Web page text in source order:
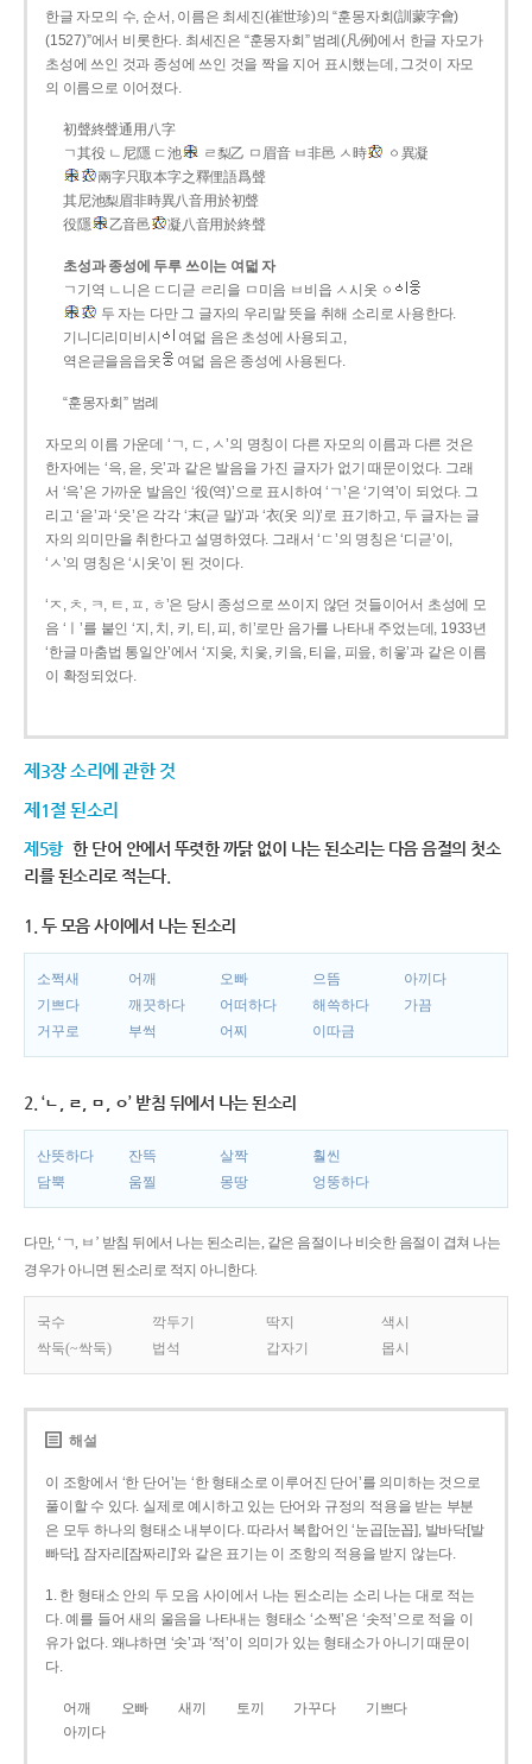
한글 자모의 수, 순서, 이름은 최세진(崔世珍)의 “훈몽자회(訓蒙字會)
(1527)”에서 비롯한다. 최세진은 “훈몽자회” 범례(凡例)에서 한글 자모가
초성에 쓰인 것과 종성에 쓰인 것을 짝을 지어 표시했는데, 그것이 자모
의 이름으로 이어졌다.
初聲終聲通用八字
ㄱ其役 ㄴ尼隱 ㄷ池
ㄹ梨乙 ㅁ眉音 ㅂ非邑 ㅅ時
ㆁ異凝
兩字只取本字之釋俚語爲聲
其尼池梨眉非時異八音用於初聲
役隱
乙音邑 凝八音用於終聲
초성과 종성에 두루 쓰이는 여덟 자
ㄱ기역 ㄴ니은 ㄷ디귿 ㄹ리을 ㅁ미음 ㅂ비읍 ㅅ시옷 ㆁ
두 자는 다만 그 글자의 우리말 뜻을 취해 소리로 사용한다.
기니디리미비시
여덟 음은 초성에 사용되고,
역은귿을음읍옷
여덟 음은 종성에 사용된다.
“훈몽자회” 범례
자모의 이름 가운데 ‘ㄱ, ㄷ, ㅅ’의 명칭이 다른 자모의 이름과 다른 것은
한자에는 ‘윽, 읃, 읏’과 같은 발음을 가진 글자가 없기 때문이었다. 그래
서 ‘윽’은 가까운 발음인 ‘役(역)’으로 표시하여 ‘ㄱ’은 ‘기역’이 되었다. 그
리고 ‘읃’과 ‘읏’은 각각 ‘末(귿 말)’과 ‘衣(옷 의)’로 표기하고, 두 글자는 글
자의 의미만을 취한다고 설명하였다. 그래서 ‘ㄷ’의 명칭은 ‘디귿’이,
‘ㅅ’의 명칭은 ‘시옷’이 된 것이다.
‘ㅈ, ㅊ, ㅋ, ㅌ, ㅍ, ㅎ’은 당시 종성으로 쓰이지 않던 것들이어서 초성에 모
음 ‘ㅣ’를 붙인 ‘지, 치, 키, 티, 피, 히’로만 음가를 나타내 주었는데, 1933년
‘한글 마춤법 통일안’에서 ‘지읒, 치읓, 키읔, 티읕, 피읖, 히읗’과 같은 이름
이 확정되었다.
제3장 소리에 관한 것
제1절 된소리
제5항 한 단어 안에서 뚜렷한 까닭 없이 나는 된소리는 다음 음절의 첫소
리를 된소리로 적는다.
1. 두 모음 사이에서 나는 된소리
소쩍새 어깨 오빠 으뜸
아끼다
기쁘다
깨끗하다 어떠하다 해쓱하다
가끔
거꾸로
부썩 어찌 이따금
2. ‘ㄴ, ㄹ, ㅁ, ㅇ’ 받침 뒤에서 나는 된소리
산뜻하다 잔뜩 살짝
훨씬
담뿍
움찔 몽땅 엉뚱하다
다만, ‘ㄱ, ㅂ’ 받침 뒤에서 나는 된소리는, 같은 음절이나 비슷한 음절이 겹쳐 나는
경우가 아니면 된소리로 적지 아니한다.
국수 깍두기 딱지
색시
싹둑(~싹둑)
법석 갑자기 몹시
해설
이 조항에서 ‘한 단어’는 ‘한 형태소로 이루어진 단어’를 의미하는 것으로
풀이할 수 있다. 실제로 예시하고 있는 단어와 규정의 적용을 받는 부분
은 모두 하나의 형태소 내부이다. 따라서 복합어인 ‘눈곱[눈꼽], 발바닥[발
빠닥], 잠자리[잠짜리]’와 같은 표기는 이 조항의 적용을 받지 않는다.
1. 한 형태소 안의 두 모음 사이에서 나는 된소리는 소리 나는 대로 적는
다. 예를 들어 새의 울음을 나타내는 형태소 ‘소쩍’은 ‘솟적’으로 적을 이
유가 없다. 왜냐하면 ‘솟’과 ‘적’이 의미가 있는 형태소가 아니기 때문이
다.
어깨 오빠 새끼 토끼 가꾸다
기쁘다
아끼다